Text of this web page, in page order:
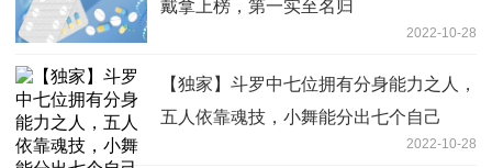
戴拿上榜，第一实至名归
2022-10-28
【独家】斗罗中七位拥有分身能力之人，
五人依靠魂技，小舞能分出七个自己
2022-10-28